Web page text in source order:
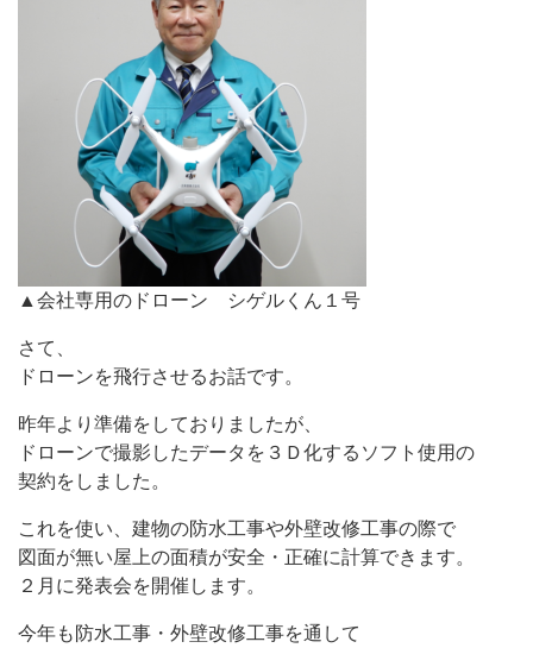
▲会社専用のドローン シゲルくん１号
さて、
ドローンを飛行させるお話です。
昨年より準備をしておりましたが、
ドローンで撮影したデータを３Ｄ化するソフト使用の
契約をしました。
これを使い、建物の防水工事や外壁改修工事の際で
図面が無い屋上の面積が安全・正確に計算できます。
２月に発表会を開催します。
今年も防水工事・外壁改修工事を通して